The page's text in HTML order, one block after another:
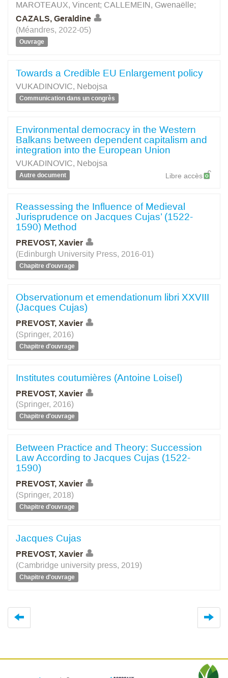
MAROTEAUX, Vincent; CALLEMEIN, Gwenaëlle;
CAZALS, Geraldine
(Méandres, 2022-05)
Ouvrage
Towards a Credible EU Enlargement policy
VUKADINOVIC, Nebojsa
Communication dans un congrès
Environmental democracy in the Western
Balkans between dependent capitalism and
integration into the European Union
VUKADINOVIC, Nebojsa
Autre document Libre accès
Reassessing the Influence of Medieval
Jurisprudence on Jacques Cujas’ (1522-
1590) Method
PREVOST, Xavier
(Edinburgh University Press, 2016-01)
Chapitre d'ouvrage
Observationum et emendationum libri XXVIII
(Jacques Cujas)
PREVOST, Xavier
(Springer, 2016)
Chapitre d'ouvrage
Institutes coutumières (Antoine Loisel)
PREVOST, Xavier
(Springer, 2016)
Chapitre d'ouvrage
Between Practice and Theory: Succession
Law According to Jacques Cujas (1522-
1590)
PREVOST, Xavier
(Springer, 2018)
Chapitre d'ouvrage
Jacques Cujas
PREVOST, Xavier
(Cambridge university press, 2019)
Chapitre d'ouvrage